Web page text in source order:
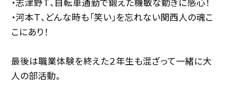
・河本Ｔ、どんな時も「笑い」を忘れない関西人の魂こ
こにあり！
最後は職業体験を終えた２年生も混ざって一緒に大
人の部活動。